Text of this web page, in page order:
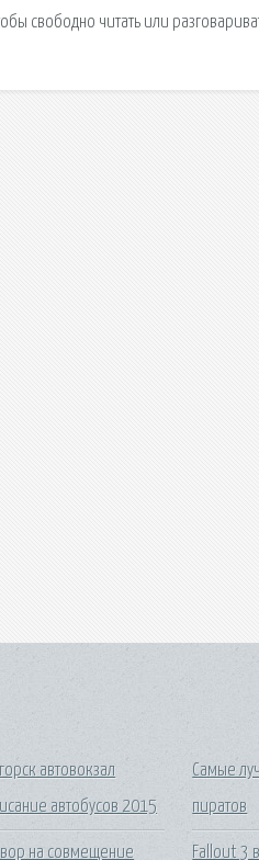
свободно читать или
автовокзал
автобусов 2015
на совмещение
Самые
пиратов
Fallout 3